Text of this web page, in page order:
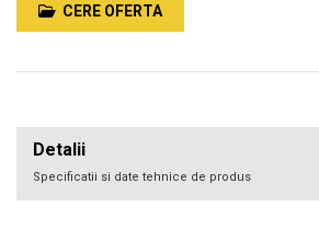
CERE OFERTA
Detalii
Specificatii si date tehnice de produs